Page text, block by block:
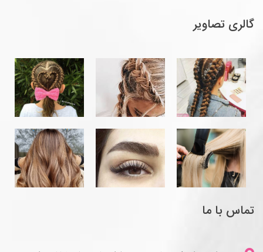
گالری تصاویر
تماس با ما